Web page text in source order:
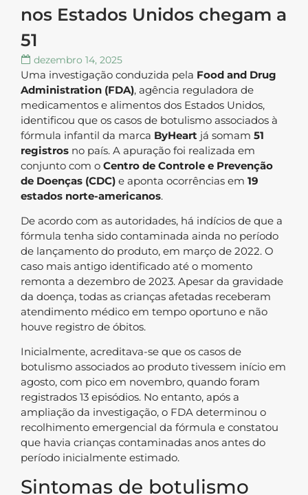
nos Estados Unidos chegam a
51
dezembro 14, 2025
Uma investigação conduzida pela Food and Drug
Administration (FDA), agência reguladora de
medicamentos e alimentos dos Estados Unidos,
identificou que os casos de botulismo associados à
fórmula infantil da marca ByHeart já somam 51
registros no país. A apuração foi realizada em
conjunto com o Centro de Controle e Prevenção
de Doenças (CDC) e aponta ocorrências em 19
estados norte-americanos.
De acordo com as autoridades, há indícios de que a
fórmula tenha sido contaminada ainda no período
de lançamento do produto, em março de 2022. O
caso mais antigo identificado até o momento
remonta a dezembro de 2023. Apesar da gravidade
da doença, todas as crianças afetadas receberam
atendimento médico em tempo oportuno e não
houve registro de óbitos.
Inicialmente, acreditava-se que os casos de
botulismo associados ao produto tivessem início em
agosto, com pico em novembro, quando foram
registrados 13 episódios. No entanto, após a
ampliação da investigação, o FDA determinou o
recolhimento emergencial da fórmula e constatou
que havia crianças contaminadas anos antes do
período inicialmente estimado.
Sintomas de botulismo